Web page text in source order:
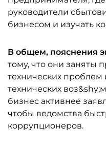
руководители
бизнесом и изучать
В общем, пояснения
тому, что они заняты
технических проблем
технических
бизнес активнее
чтобы ведомства
коррупционеров.